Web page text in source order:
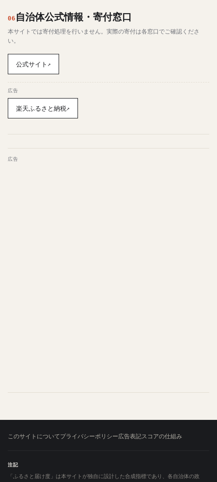
06 自治体公式情報・寄付窓口
本サイトでは寄付処理を行いません。実際の寄付は各窓口でご確認くださ
い。
公式サイト ↗
広告
楽天ふるさと納税↗
広告
このサイトについてプライバシーポリシー広告表記スコアの仕組み
注記
「ふるさと届け度」は本サイトが独自に設計した合成指標であり、各自治体の政